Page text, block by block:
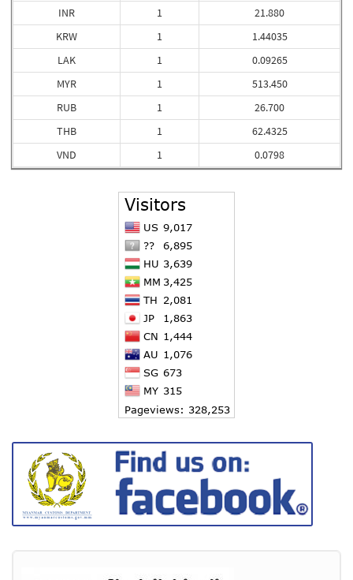
INR
KRW
LAK
MYR
RUB
THB
VND
1
1
1
1
1
1
1
21.880
1.44035
0.09265
513.450
26.700
62.4325
0.0798